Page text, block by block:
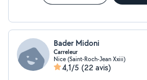
Bader Midoni
Carreleur
Nice (Saint-Roch-Jean Xxiii)
4,1/5 (22 avis)